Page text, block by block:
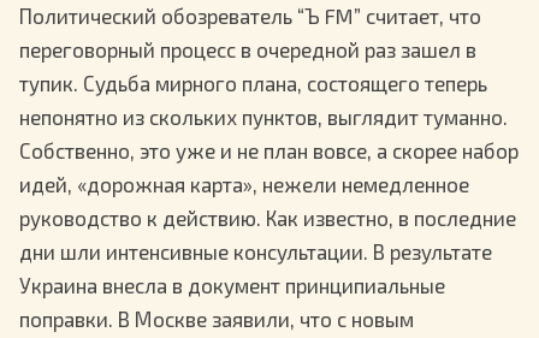
Политический обозреватель “Ъ FM” считает, что
переговорный процесс в очередной раз зашел в
тупик. Судьба мирного плана, состоящего теперь
непонятно из скольких пунктов, выглядит туманно.
Собственно, это уже и не план вовсе, а скорее набор
идей, «дорожная карта», нежели немедленное
руководство к действию. Как известно, в последние
дни шли интенсивные консультации. В результате
Украина внесла в документ принципиальные
поправки. В Москве заявили, что с новым